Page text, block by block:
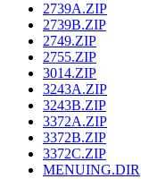
2739A.ZIP
2739B.ZIP
2749.ZIP
2755.ZIP
3014.ZIP
3243A.ZIP
3243B.ZIP
3372A.ZIP
3372B.ZIP
3372C.ZIP
MENUING.DIR